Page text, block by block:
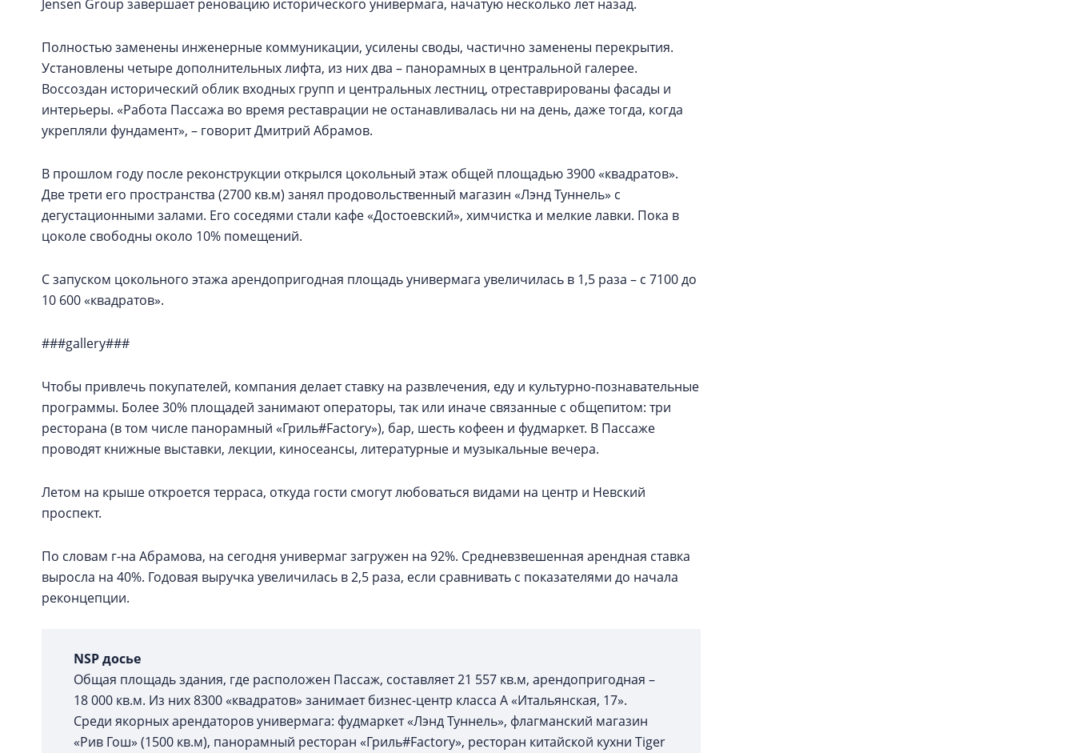
Jensen Group завершает реновацию исторического универмага, начатую несколько лет назад.
Полностью заменены инженерные коммуникации, усилены своды, частично заменены перекрытия.
Установлены четыре дополнительных лифта, из них два – панорамных в центральной галерее.
Воссоздан исторический облик входных групп и центральных лестниц, отреставрированы фасады и
интерьеры. «Работа Пассажа во время реставрации не останавливалась ни на день, даже тогда, когда
укрепляли фундамент», – говорит Дмитрий Абрамов.
В прошлом году после реконструкции открылся цокольный этаж общей площадью 3900 «квадратов».
Две трети его пространства (2700 кв.м) занял продовольственный магазин «Лэнд Туннель» с
дегустационными залами. Его соседями стали кафе «Достоевский», химчистка и мелкие лавки. Пока в
цоколе свободны около 10% помещений.
С запуском цокольного этажа арендопригодная площадь универмага увеличилась в 1,5 раза – с 7100 до
10 600 «квадратов».
###gallery###
Чтобы привлечь покупателей, компания делает ставку на развлечения, еду и культурно-познавательные
программы. Более 30% площадей занимают операторы, так или иначе связанные с общепитом: три
ресторана (в том числе панорамный «Гриль#Factory»), бар, шесть кофеен и фудмаркет. В Пассаже
проводят книжные выставки, лекции, киносеансы, литературные и музыкальные вечера.
Летом на крыше откроется терраса, откуда гости смогут любоваться видами на центр и Невский
проспект.
По словам г-на Абрамова, на сегодня универмаг загружен на 92%. Средневзвешенная арендная ставка
выросла на 40%. Годовая выручка увеличилась в 2,5 раза, если сравнивать с показателями до начала
реконцепции.
NSP досье
Общая площадь здания, где расположен Пассаж, составляет 21 557 кв.м, арендопригодная –
18 000 кв.м. Из них 8300 «квадратов» занимает бизнес-центр класса А «Итальянская, 17».
Среди якорных арендаторов универмага: фудмаркет «Лэнд Туннель», флагманский магазин
«Рив Гош» (1500 кв.м), панорамный ресторан «Гриль#Factory», ресторан китайской кухни Tiger